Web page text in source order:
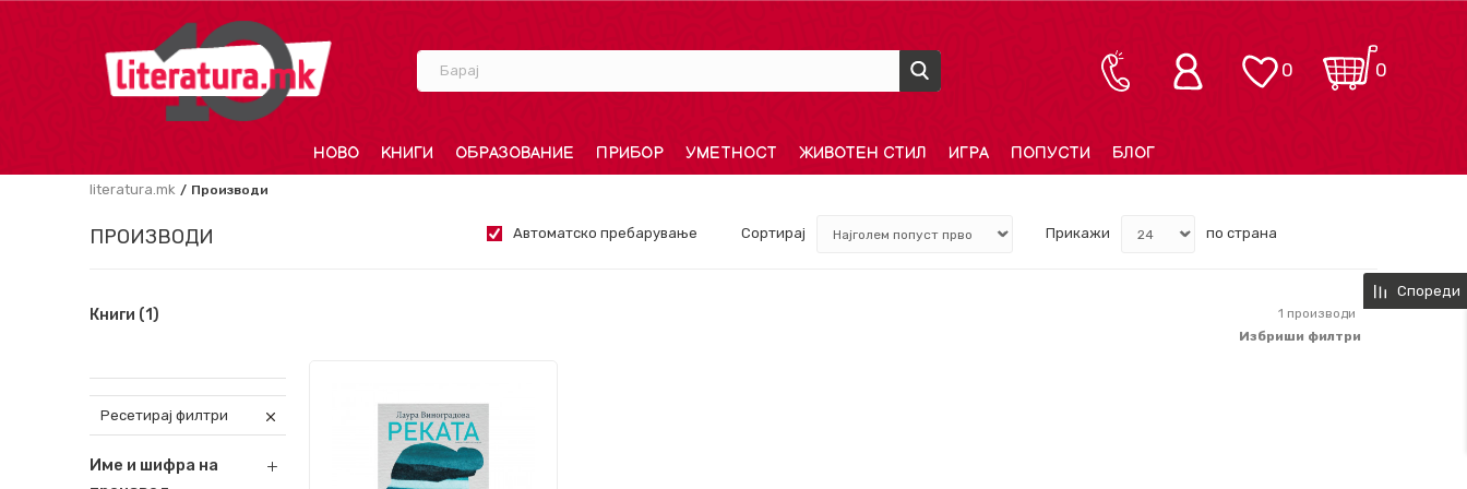
Барај 0
0
НОВО КНИГИ ОБРАЗОВАНИЕ ПРИБОР УМЕТНОСТ ЖИВОТЕН СТИЛ ИГРА ПОПУСТИ БЛОГ
literatura.mk Производи
ПРОИЗВОДИ Автоматско пребарување Сортирај Прикажи по страна
Книги (1)
Ресетирај филтри
Име и шифра на
1 производи
Избриши филтри
Спореди